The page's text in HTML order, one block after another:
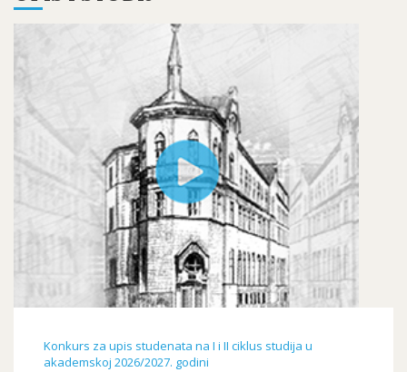
Konkurs za upis studenata na I i II ciklus studija u
akademskoj 2026/2027. godini